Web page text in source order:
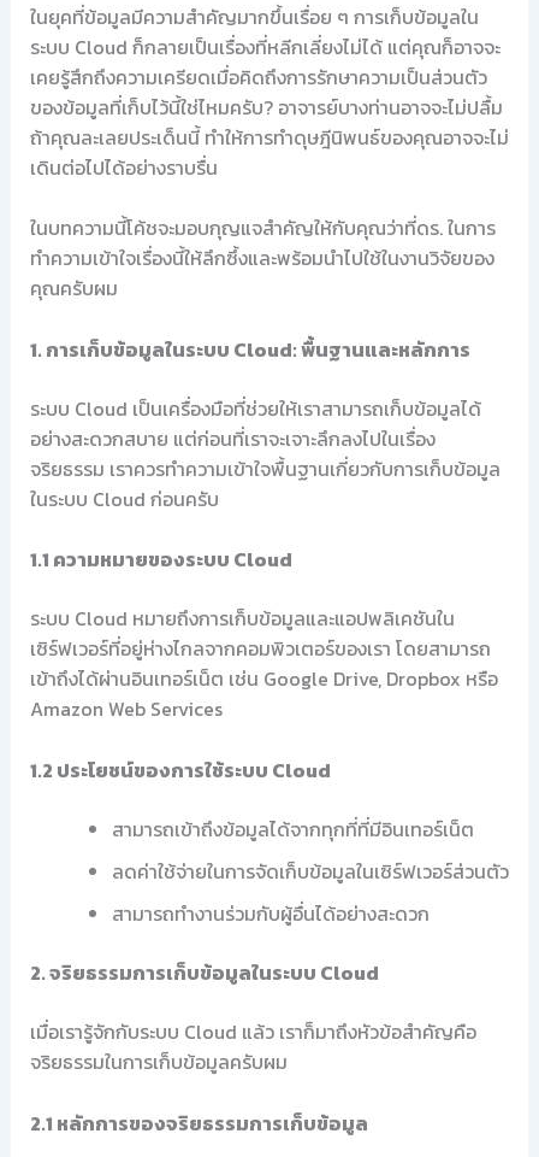
ในยุคที่ข้อมูลมีความสำคัญมากขึ้นเรื่อย ๆ การเก็บข้อมูลใน
ระบบ Cloud ก็กลายเป็นเรื่องที่หลีกเลี่ยงไม่ได้ แต่คุณก็อาจจะ
เคยรู้สึกถึงความเครียดเมื่อคิดถึงการรักษาความเป็นส่วนตัว
ของข้อมูลที่เก็บไว้นี้ใช่ไหมครับ? อาจารย์บางท่านอาจจะไม่ปลื้ม
ถ้าคุณละเลยประเด็นนี้ ทำให้การทำดุษฎีนิพนธ์ของคุณอาจจะไม่
เดินต่อไปได้อย่างราบรื่น
ในบทความนี้โค้ชจะมอบกุญแจสำคัญให้กับคุณว่าที่ดร. ในการ
ทำความเข้าใจเรื่องนี้ให้ลึกซึ้งและพร้อมนำไปใช้ในงานวิจัยของ
คุณครับผม
1. การเก็บข้อมูลในระบบ Cloud: พื้นฐานและหลักการ
ระบบ Cloud เป็นเครื่องมือที่ช่วยให้เราสามารถเก็บข้อมูลได้
อย่างสะดวกสบาย แต่ก่อนที่เราจะเจาะลึกลงไปในเรื่อง
จริยธรรม เราควรทำความเข้าใจพื้นฐานเกี่ยวกับการเก็บข้อมูล
ในระบบ Cloud ก่อนครับ
1.1 ความหมายของระบบ Cloud
ระบบ Cloud หมายถึงการเก็บข้อมูลและแอปพลิเคชันใน
เซิร์ฟเวอร์ที่อยู่ห่างไกลจากคอมพิวเตอร์ของเรา โดยสามารถ
เข้าถึงได้ผ่านอินเทอร์เน็ต เช่น Google Drive, Dropbox หรือ
Amazon Web Services
1.2 ประโยชน์ของการใช้ระบบ Cloud
สามารถเข้าถึงข้อมูลได้จากทุกที่ที่มีอินเทอร์เน็ต
ลดค่าใช้จ่ายในการจัดเก็บข้อมูลในเซิร์ฟเวอร์ส่วนตัว
สามารถทำงานร่วมกับผู้อื่นได้อย่างสะดวก
2. จริยธรรมการเก็บข้อมูลในระบบ Cloud
เมื่อเรารู้จักกับระบบ Cloud แล้ว เราก็มาถึงหัวข้อสำคัญคือ
จริยธรรมในการเก็บข้อมูลครับผม
2.1 หลักการของจริยธรรมการเก็บข้อมูล